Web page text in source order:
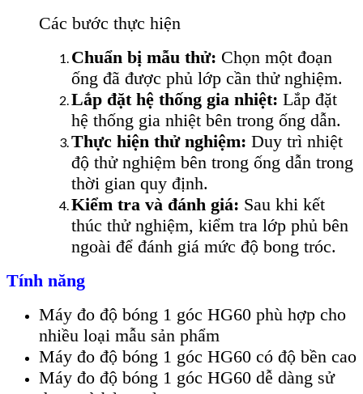
Các bước thực hiện
Chuẩn bị mẫu thử: Chọn một đoạn
ống đã được phủ lớp cần thử nghiệm.
Lắp đặt hệ thống gia nhiệt: Lắp đặt
hệ thống gia nhiệt bên trong ống dẫn.
Thực hiện thử nghiệm: Duy trì nhiệt
độ thử nghiệm bên trong ống dẫn trong
thời gian quy định.
Kiểm tra và đánh giá: Sau khi kết
thúc thử nghiệm, kiểm tra lớp phủ bên
ngoài để đánh giá mức độ bong tróc.
Tính năng
Máy đo độ bóng 1 góc HG60 phù hợp cho
nhiều loại mẫu sản phẩm
Máy đo độ bóng 1 góc HG60 có độ bền cao
Máy đo độ bóng 1 góc HG60 dễ dàng sử